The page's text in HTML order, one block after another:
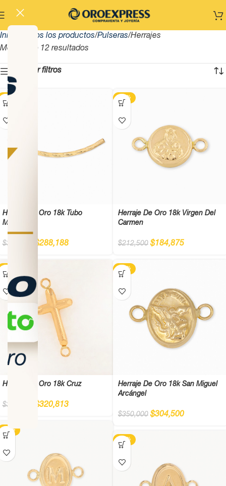
Inicio Todos los productos Pulseras Herrajes
Mostrando 12 resultados
Mostrar filtros
Herraje De Oro 18k Tubo
Melcocha
$331,250 $288,188
-13%
Herraje De Oro 18k Virgen Del
Carmen
$212,500 $184,875
Herraje De Oro 18k Cruz
$368,750 $320,813
-13%
Herraje De Oro 18k San Miguel
Arcángel
$350,000 $304,500
-13%
-13%